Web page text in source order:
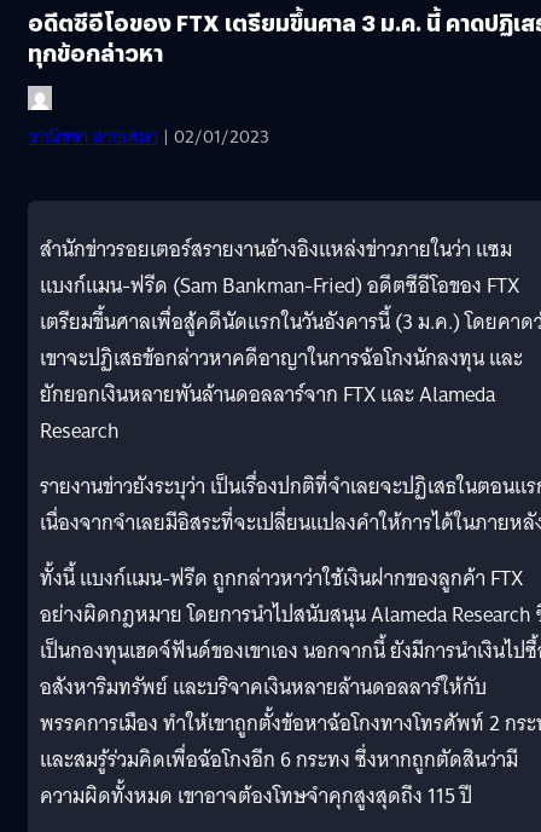
อดีตซีอีโอของ FTX เตรียมขึ้นศาล 3 ม.ค. นี้ คาดปฏิเส
ทุกข้อกล่าวหา
วาณิชชา สายเสมา | 02/01/2023
สำนักข่าวรอยเตอร์สรายงานอ้างอิงแหล่งข่าวภายในว่า แซม
แบงก์แมน-ฟรีด (Sam Bankman-Fried) อดีตซีอีโอของ FTX
เตรียมขึ้นศาลเพื่อสู้คดีนัดแรกในวันอังคารนี้ (3 ม.ค.) โดยคาด
เขาจะปฏิเสธข้อกล่าวหาคดีอาญาในการฉ้อโกงนักลงทุน และ
ยักยอกเงินหลายพันล้านดอลลาร์จาก FTX และ Alameda
Research
รายงานข่าวยังระบุว่า เป็นเรื่องปกติที่จำเลยจะปฏิเสธในตอนแ
เนื่องจากจำเลยมีอิสระที่จะเปลี่ยนแปลงคำให้การได้ในภายหลั
ทั้งนี้ แบงก์แมน-ฟรีด ถูกกล่าวหาว่าใช้เงินฝากของลูกค้า FTX
อย่างผิดกฎหมาย โดยการนำไปสนับสนุน Alameda Research
เป็นกองทุนเฮดจ์ฟันด์ของเขาเอง นอกจากนี้ ยังมีการนำเงินไป
อสังหาริมทรัพย์ และบริจาคเงินหลายล้านดอลลาร์ให้กับ
พรรคการเมือง ทำให้เขาถูกตั้งข้อหาฉ้อโกงทางโทรศัพท์ 2 กร
และสมรู้ร่วมคิดเพื่อฉ้อโกงอีก 6 กระทง ซึ่งหากถูกตัดสินว่ามี
ความผิดทั้งหมด เขาอาจต้องโทษจำคุกสูงสุดถึง 115 ปี